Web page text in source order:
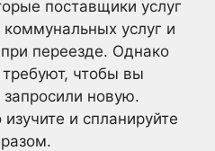
поставщики услуг
услуг и
переезде. Однако
чтобы вы
новую.
и спланируйте